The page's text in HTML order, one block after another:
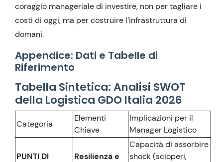
coraggio manageriale di investire, non per tagliare i
costi di oggi, ma per costruire l’infrastruttura di
domani.
Appendice: Dati e Tabelle di
Riferimento
Tabella Sintetica: Analisi SWOT
della Logistica GDO Italia 2026
Categoria
Elementi
Chiave
Implicazioni per il
Manager Logistico
PUNTI DI
Resilienza e
Capacità di assorbire
shock (scioperi,